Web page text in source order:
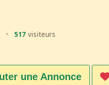
• 517 visiteurs
une Annonce